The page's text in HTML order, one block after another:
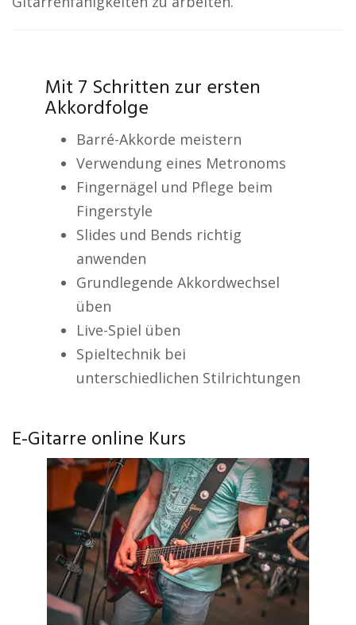
Mit 7 Schritten zur ersten
Akkordfolge
Barré-Akkorde meistern
Verwendung eines Metronoms
Fingernägel und Pflege beim
Fingerstyle
Slides und Bends richtig
anwenden
Grundlegende Akkordwechsel
üben
Live-Spiel üben
Spieltechnik bei
unterschiedlichen Stilrichtungen
E-Gitarre online Kurs